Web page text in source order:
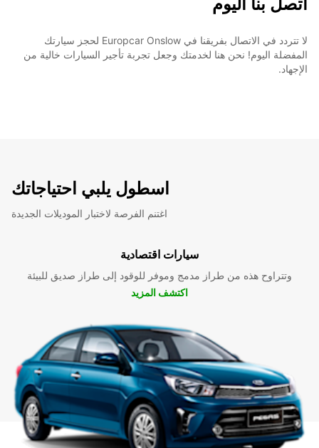
لا تتردد في الاتصال بفريقنا في Europcar Onslow لحجز سيارتك
المفضلة اليوم! نحن هنا لخدمتك وجعل تجربة تأجير السيارات خالية من
الإجهاد.
اسطول يلبي احتياجاتك
اغتنم الفرصة لاختبار الموديلات الجديدة
سيارات اقتصادية
وتتراوح هذه من طراز مدمج وموفر للوقود إلى طراز صديق للبيئة
اكتشف المزيد